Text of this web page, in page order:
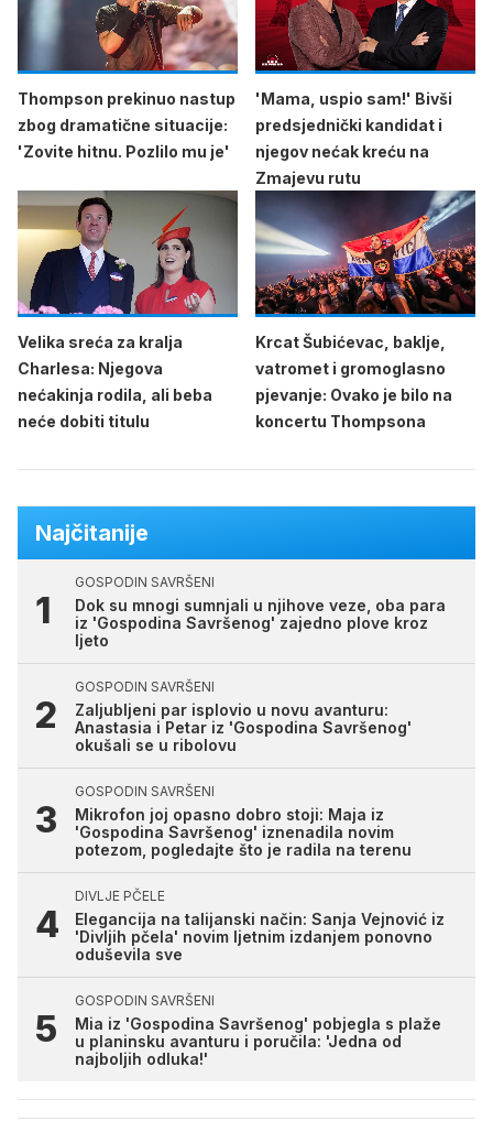
Thompson prekinuo nastup
zbog dramatične situacije:
'Zovite hitnu. Pozlilo mu je'
'Mama, uspio sam!' Bivši
predsjednički kandidat i
njegov nećak kreću na
Zmajevu rutu
Velika sreća za kralja
Charlesa: Njegova
nećakinja rodila, ali beba
neće dobiti titulu
Krcat Šubićevac, baklje,
vatromet i gromoglasno
pjevanje: Ovako je bilo na
koncertu Thompsona
Najčitanije
GOSPODIN SAVRŠENI
Dok su mnogi sumnjali u njihove veze, oba para
iz 'Gospodina Savršenog' zajedno plove kroz
ljeto
GOSPODIN SAVRŠENI
Zaljubljeni par isplovio u novu avanturu:
Anastasia i Petar iz 'Gospodina Savršenog'
okušali se u ribolovu
GOSPODIN SAVRŠENI
Mikrofon joj opasno dobro stoji: Maja iz
'Gospodina Savršenog' iznenadila novim
potezom, pogledajte što je radila na terenu
DIVLJE PČELE
Elegancija na talijanski način: Sanja Vejnović iz
'Divljih pčela' novim ljetnim izdanjem ponovno
oduševila sve
GOSPODIN SAVRŠENI
Mia iz 'Gospodina Savršenog' pobjegla s plaže
u planinsku avanturu i poručila: 'Jedna od
najboljih odluka!'